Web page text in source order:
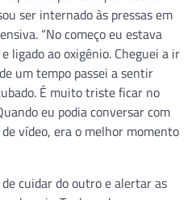
ser internado às pressas em
“No começo eu estava
ligado ao oxigênio. Cheguei a ir
um tempo passei a sentir
É muito triste ficar no
eu podia conversar com
vídeo, era o melhor momento
cuidar do outro e alertar as